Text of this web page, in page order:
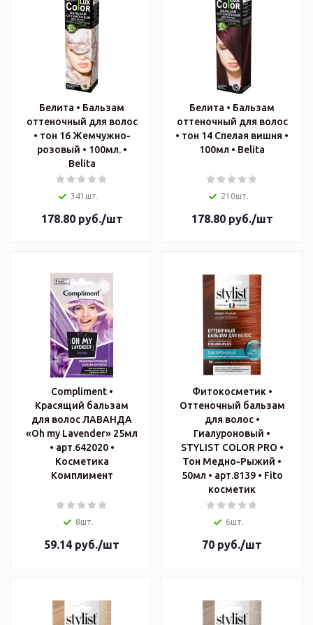
Белита • Бальзам
оттеночный для волос
• тон 16 Жемчужно-
розовый • 100мл. •
Belita
341шт.
178.80руб./шт
Белита • Бальзам
оттеночный для волос
• тон 14 Спелая вишня •
100мл • Belita
210шт.
178.80руб./шт
Compliment •
Красящий бальзам
для волос ЛАВАНДА
«Oh my Lavender» 25мл
• арт.642020 •
Косметика
Комплимент
8шт.
59.14 руб./шт
Фитокосметик •
Оттеночный бальзам
для волос •
Гиалуроновый •
STYLIST COLOR PRO •
Тон Медно-Рыжий •
50мл • арт.8139 • Fito
косметик
6шт.
70 руб./шт